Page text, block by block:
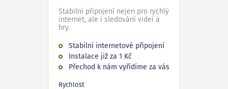
Stabilní připojení nejen pro rychlý
internet, ale i sledování videí a
hry.
Stabilní internetové připojení
Instalace již za 1 Kč
Přechod k nám vyřídíme za vás
Rychlost